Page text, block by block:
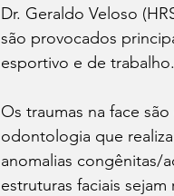
Dr. Geraldo Veloso
são provocados
esportivo e de trabalho.
Os traumas na face
odontologia que
anomalias congênitas/
estruturas faciais